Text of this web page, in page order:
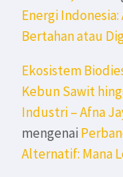
Energi Indonesia:
Bertahan atau
Ekosistem
Kebun Sawit
Industri – Afna
mengenai
Alternatif: Mana